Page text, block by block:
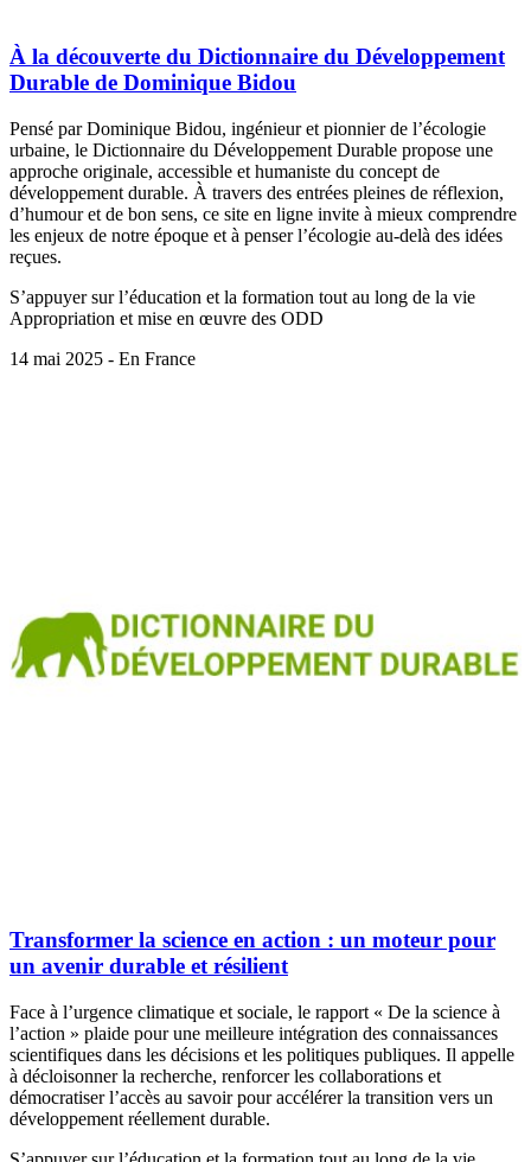
À la découverte du Dictionnaire du Développement
Durable de Dominique Bidou
Pensé par Dominique Bidou, ingénieur et pionnier de l’écologie
urbaine, le Dictionnaire du Développement Durable propose une
approche originale, accessible et humaniste du concept de
développement durable. À travers des entrées pleines de réflexion,
d’humour et de bon sens, ce site en ligne invite à mieux comprendre
les enjeux de notre époque et à penser l’écologie au-delà des idées
reçues.
S’appuyer sur l’éducation et la formation tout au long de la vie
Appropriation et mise en œuvre des ODD
14 mai 2025 - En France
Transformer la science en action : un moteur pour
un avenir durable et résilient
Face à l’urgence climatique et sociale, le rapport « De la science à
l’action » plaide pour une meilleure intégration des connaissances
scientifiques dans les décisions et les politiques publiques. Il appelle
à décloisonner la recherche, renforcer les collaborations et
démocratiser l’accès au savoir pour accélérer la transition vers un
développement réellement durable.